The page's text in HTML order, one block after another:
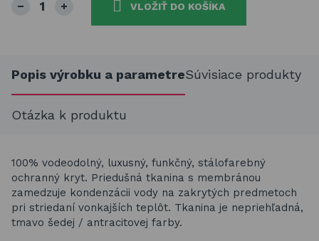
VLOŽIŤ DO KOŠÍKA
Popis výrobku a parametreSúvisiace produkty
Otázka k produktu
100% vodeodolný, luxusný, funkčný, stálofarebný
ochranný kryt. Priedušná tkanina s membránou
zamedzuje kondenzácii vody na zakrytých predmetoch
pri striedaní vonkajších teplôt. Tkanina je nepriehľadná,
tmavo šedej / antracitovej farby.